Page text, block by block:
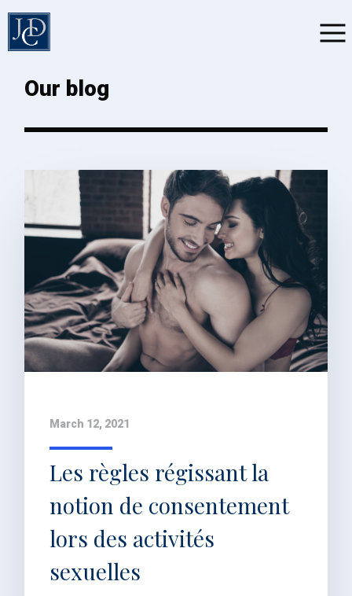
Our blog
March 12, 2021
Les règles régissant la
notion de consentement
lors des activités
sexuelles